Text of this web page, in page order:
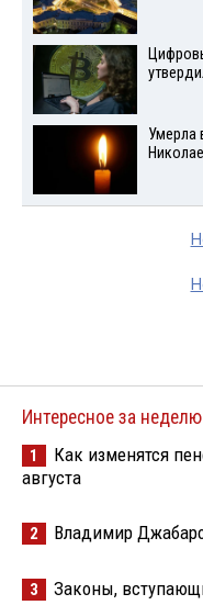
Умерла
Интересное за неделю
1
Как изменятся
августа
2 Владимир
3 Законы,